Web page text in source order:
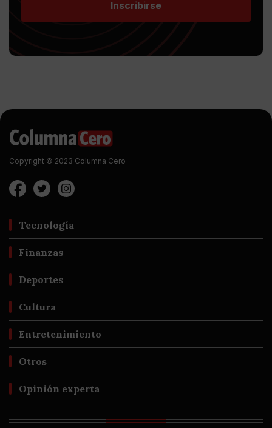
Inscribirse
Copyright © 2023 Columna Cero
Tecnología
Finanzas
Deportes
Cultura
Entretenimiento
Otros
Opinión experta